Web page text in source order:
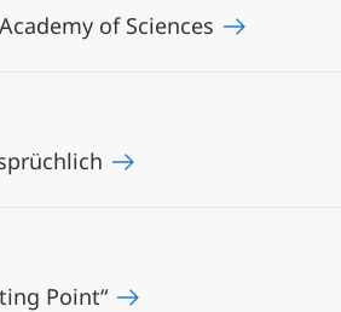
of Sciences
Point“